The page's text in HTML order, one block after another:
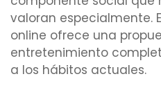
valoran especialmente.
online ofrece una
entretenimiento
a los hábitos actuales.